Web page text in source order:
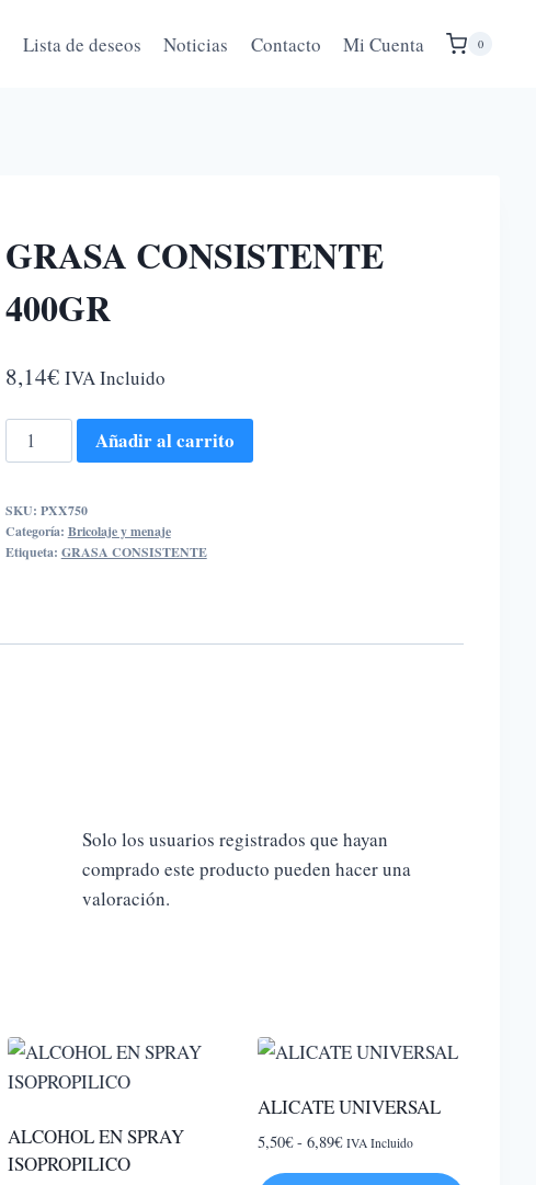
Lista de deseos Noticias Contacto Mi Cuenta 0
GRASA CONSISTENTE
400GR
8,14€ IVA Incluido
GRASA
CONSISTENTE
cantidad
Añadir al carrito
SKU: PXX750
Categoría: Bricolaje y menaje
Etiqueta: GRASA CONSISTENTE
Solo los usuarios registrados que hayan
comprado este producto pueden hacer una
valoración.
ALCOHOL EN SPRAY
ISOPROPILICO
ALICATE UNIVERSAL
5,50€ - 6,89€Rango
IVA Incluido